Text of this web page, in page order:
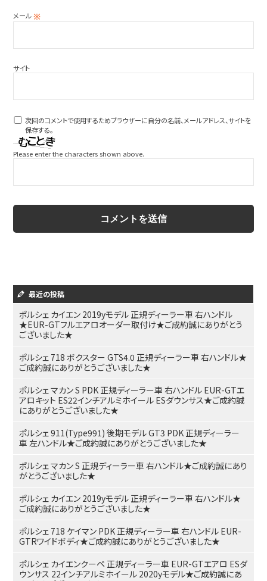
メール※
サイト
次回のコメントで使用するためブラウザーに自分の名前、メールアドレス、サイトを
保存する。
Please enter the characters shown above.
最近の投稿
ポルシェ カイエン 2019yモデル 正規ディーラー車 右ハンドル
★EUR-GTフルエアロオーダー取付け★ご成約誠にありがとう
ございました★
ポルシェ 718 ボクスター GTS4.0 正規ディーラー車 右ハンドル★
ご成約誠にありがとうございました★
ポルシェ マカン S PDK 正規ディーラー車 右ハンドル EUR-GTエ
アロキット ES22インチアルミホイール ESダウンサス★ご成約誠
にありがとうございました★
ポルシェ 911(Type991) 後期モデル GT3 PDK 正規ディーラー
車 左ハンドル★ご成約誠にありがとうございました★
ポルシェ マカン S 正規ディーラー車 右ハンドル★ご成約誠にあり
がとうございました★
ポルシェ カイエン 2019yモデル 正規ディーラー車 右ハンドル★
ご成約誠にありがとうございました★
ポルシェ 718 ケイマン PDK 正規ディーラー車 右ハンドル EUR-
GTRワイドボディ★ご成約誠にありがとうございました★
ポルシェ カイエンクーペ 正規ディーラー車 EUR-GTエアロ ESダ
ウンサス 22インチアルミホイール 2020yモデル★ご成約誠にあ